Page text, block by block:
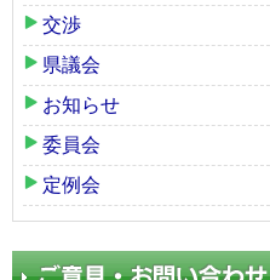
交渉
県議会
お知らせ
委員会
定例会